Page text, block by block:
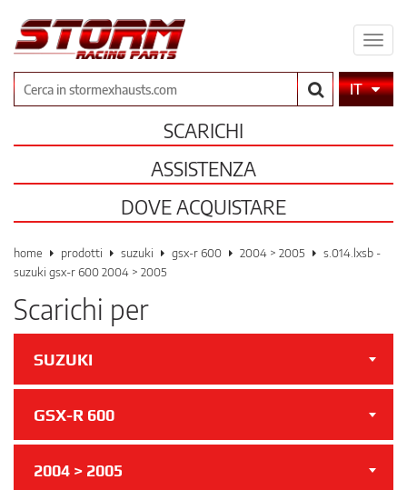
il
CercaIT
SCARICHI
ASSISTENZA
DOVE ACQUISTARE
home prodotti suzuki gsx-r 600 2004 > 2005
s.014.lxsb -
suzuki gsx-r 600 2004 > 2005
Scarichi per
SUZUKI
GSX-R 600
2004 > 2005